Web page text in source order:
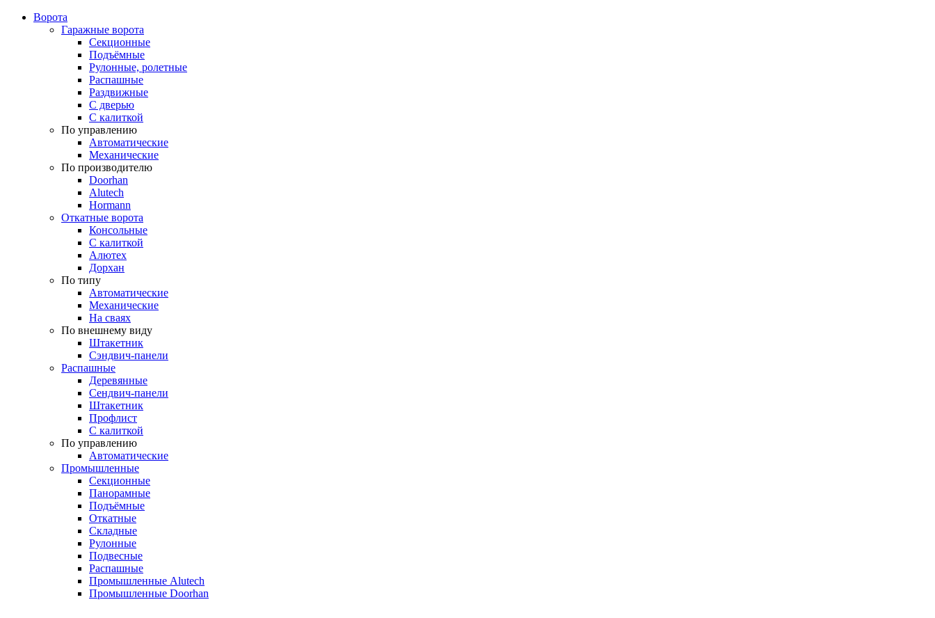
Ворота
Гаражные ворота
Секционные
Подъёмные
Рулонные, ролетные
Распашные
Раздвижные
С дверью
С калиткой
По управлению
Автоматические
Механические
По производителю
Doorhan
Alutech
Hormann
Откатные ворота
Консольные
С калиткой
Алютех
Дорхан
По типу
Автоматические
Механические
На сваях
По внешнему виду
Штакетник
Сэндвич-панели
Распашные
Деревянные
Сендвич-панели
Штакетник
Профлист
С калиткой
По управлению
Автоматические
Промышленные
Секционные
Панорамные
Подъёмные
Откатные
Складные
Рулонные
Подвесные
Распашные
Промышленные Alutech
Промышленные Doorhan